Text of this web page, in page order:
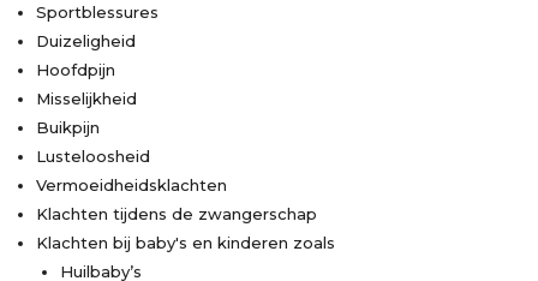
Sportblessures
Duizeligheid
Hoofdpijn
Misselijkheid
Buikpijn
Lusteloosheid
Vermoeidheidsklachten
Klachten tijdens de zwangerschap
Klachten bij baby's en kinderen zoals
Huilbaby’s